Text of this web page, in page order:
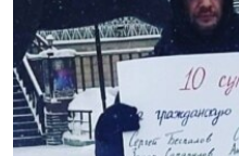
РАСПИСАНИЕ ВЕЩАНИЯ
ПОДПИШИТЕСЬ НА
СОЦИАЛЬНЫЕ СЕТИ